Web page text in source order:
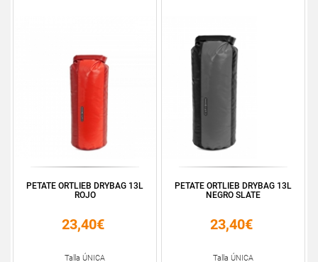
PETATE ORTLIEB DRYBAG 13L
ROJO
23,40€
Talla ÚNICA
PETATE ORTLIEB DRYBAG 13L
NEGRO SLATE
23,40€
Talla ÚNICA